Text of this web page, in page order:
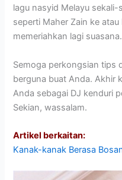
lagu nasyid Melayu
seperti Maher Zain ke
memeriahkan lagi suasana.
Semoga perkongsian tips
berguna buat Anda. Akhir
Anda sebagai DJ kenduri
Sekian, wassalam.
Artikel berkaitan:
Kanak-kanak Berasa